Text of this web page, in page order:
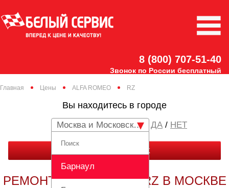
8 (800) 707-51-40
Звонок по России бесплатный
Главная Цены ALFA ROMEO RZ
Вы находитесь в городе
Москва и Московская область
Барнаул
/ НЕТ
ЗАКАЗАТЬ ЗВОНОК
РЕМОНТ ALFA ROMEO RZ В МОСКВЕ